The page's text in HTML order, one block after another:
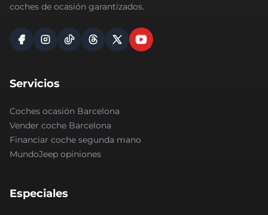
coches de ocasión garantizados.
Servicios
Coches ocasión Barcelona
Vender coche Barcelona
Financiar coche segunda mano
MundoJeep opiniones
Especiales